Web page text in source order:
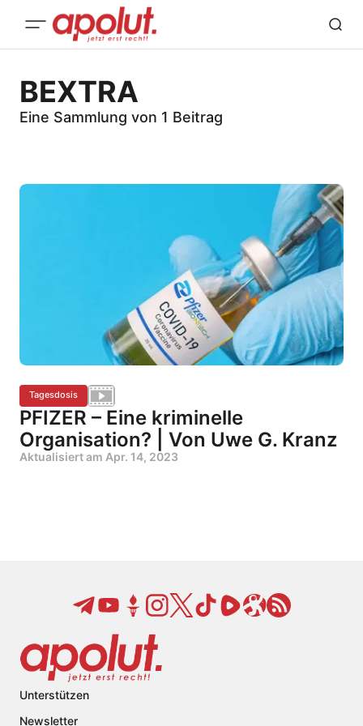
BEXTRA
Eine Sammlung von 1 Beitrag
Tagesdosis
PFIZER – Eine kriminelle
Organisation? | Von Uwe G. Kranz
Aktualisiert am Apr. 14, 2023
Unterstützen
Newsletter